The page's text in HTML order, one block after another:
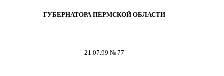
ГУБЕРНАТОРА ПЕРМСКОЙ ОБЛАСТИ
21.07.99 № 77